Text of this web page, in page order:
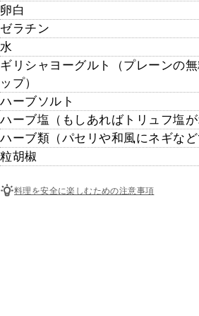
卵白
ゼラチン
水
ギリシャヨーグルト（プレーンの
ップ）
ハーブソルト
ハーブ塩（もしあればトリュフ塩が
ハーブ類（パセリや和風にネギなど
粒胡椒
料理を安全に楽しむための注意事項